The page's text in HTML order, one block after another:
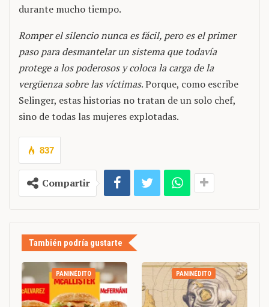
durante mucho tiempo.
Romper el silencio nunca es fácil, pero es el primer
paso para desmantelar un sistema que todavía
protege a los poderosos y coloca la carga de la
vergüenza sobre las víctimas. Porque, como escribe
Selinger, estas historias no tratan de un solo chef,
sino de todas las mujeres explotadas.
837
Compartir
También podría gustarte
PANINÉDITO PANINÉDITO